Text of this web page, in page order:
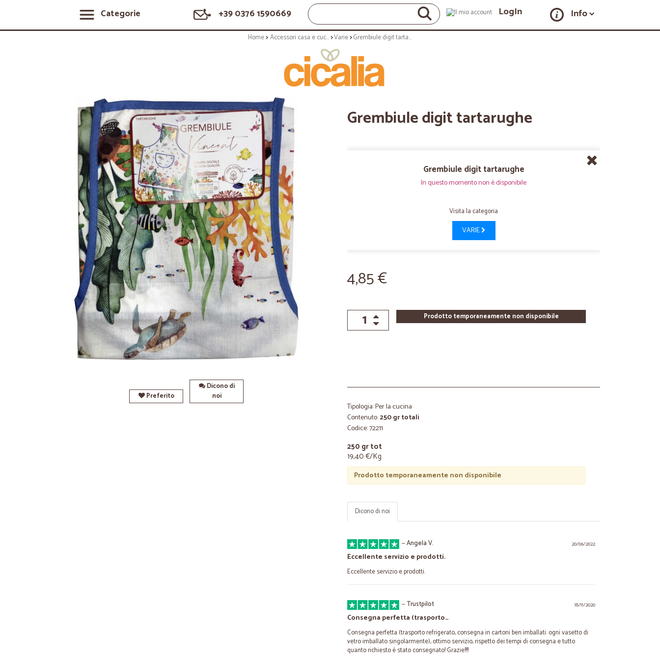
Categorie +39 0376 1590669 LogIn Info
Home Accessori casa e cucina Varie Grembiule digit tartarughe
Preferito
Dicono di
noi
Grembiule digit tartarughe
Grembiule digit tartarughe
In questo momento non è disponibile
Visita la categoria
VARIE
4,85 €
Prodotto temporaneamente non disponibile
Tipologia: Per la cucina
Contenuto:250 gr totali
Codice: 72211
250 gr tot
19,40 €/Kg
Prodotto temporaneamente non disponibile
Dicono di noi
20/06/2022
—Angela V.
Eccellente servizio e prodotti.
Eccellente servizio e prodotti.
18/11/2020
—Trustpilot
Consegna perfetta (trasporto…
Consegna perfetta (trasporto refrigerato, consegna in cartoni ben imballati: ogni vasetto di
vetro imballato singolarmente), ottimo servizio, rispetto dei tempi di consegna e tutto
quanto richiesto è stato consegnato! Grazie!!!!